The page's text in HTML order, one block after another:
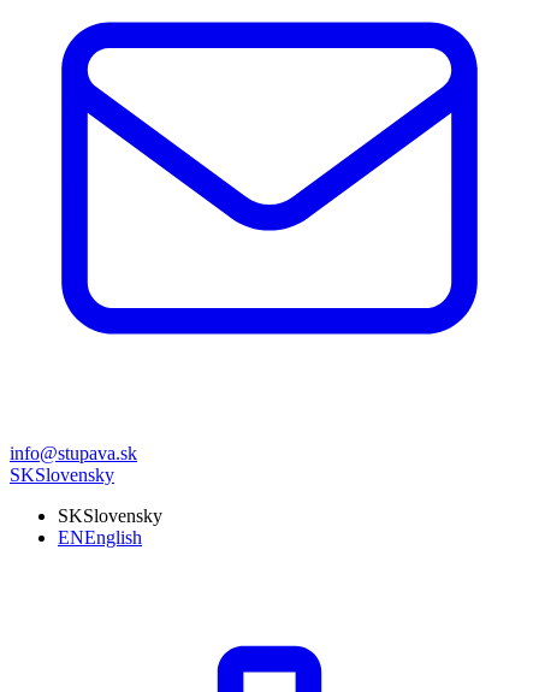
info@stupava.sk
SKSlovensky
SKSlovensky
ENEnglish